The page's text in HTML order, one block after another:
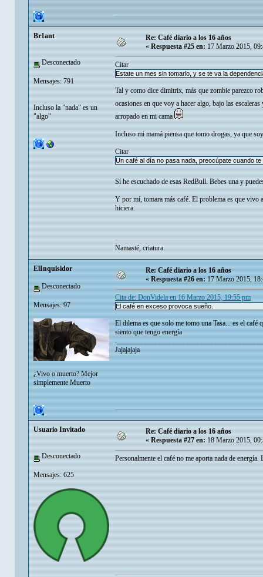
Br1ant
Desconectado
Mensajes: 791
Incluso la "nada" es un
"algo"
Re: Café diario a los 16 años
« Respuesta #25 en: 17 Marzo 2015,
Citar
Estate un mes sin tomarlo, y se te va la
Tal y como dice dimitrix, más que zombie parezco
ocasiones en que voy a hacer algo, bajo las
arropado en mi cama
Incluso mi mamá piensa que tomo drogas, ya que
Citar
Un café al día no pasa nada, preocúpate cuando
Sí he escuchado de esas RedBull. Bebes una y
Y por mí, tomara más café. El problema es que vivo
hiciera.
Namasté, criatura.
ElInquisidor
Desconectado
Mensajes: 97
¿Vivo o muerto? Mejor
simplemente Muerto
Re: Café diario a los 16 años
«Respuesta #26 en:17 Marzo 2015,
Cita de: DonVidela en 16 Marzo 2015, 19:55 pm
El café en exceso provoca sueño.
El dilema es que solo me tomo una Tasa... es el
siento que tengo energía
Jajajajaja
Usuario Invitado
Desconectado
Mensajes: 625
Re: Café diario a los 16 años
« Respuesta #27 en: 18 Marzo 2015,
Personalmente el café no me aporta nada de